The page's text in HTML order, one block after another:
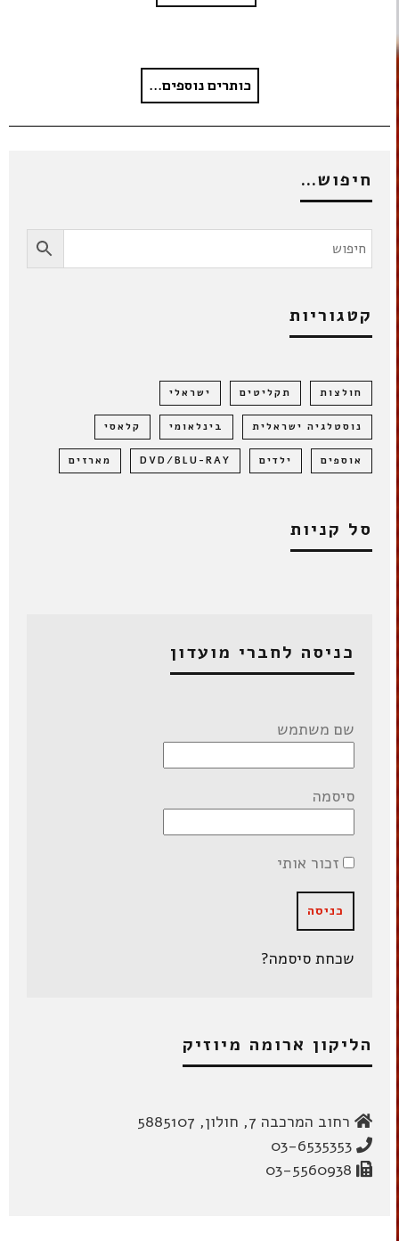
כותרים נוספים...
חיפוש…
קטגוריות
חולצות תקליטים ישראלי
נוסטלגיה ישראלית בינלאומי קלאסי
אוספים ילדים DVD/BLU-RAY מארזים
סל קניות
כניסה לחברי מועדון
שם משתמש
סיסמה
זכור אותי
שכחת סיסמה?
הליקון ארומה מיוזיק
רחוב המרכבה 7, חולון, 5885107
03-6535353
03-5560938